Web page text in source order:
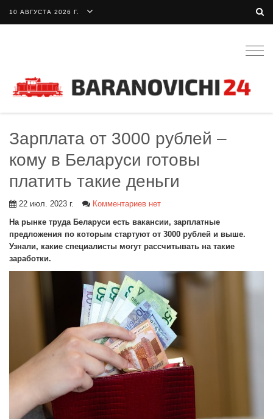
10 АВГУСТА 2026 Г.
Зарплата от 3000 рублей –
кому в Беларуси готовы
платить такие деньги
22 июл. 2023 г.
Комментариев нет
На рынке труда Беларуси есть вакансии, зарплатные
предложения по которым стартуют от 3000 рублей и выше.
Узнали, какие специалисты могут рассчитывать на такие
заработки.